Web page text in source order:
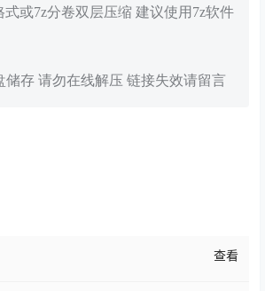
式或7z分卷双层压缩 建议使用7z软件
储存 请勿在线解压 链接失效请留言
查看